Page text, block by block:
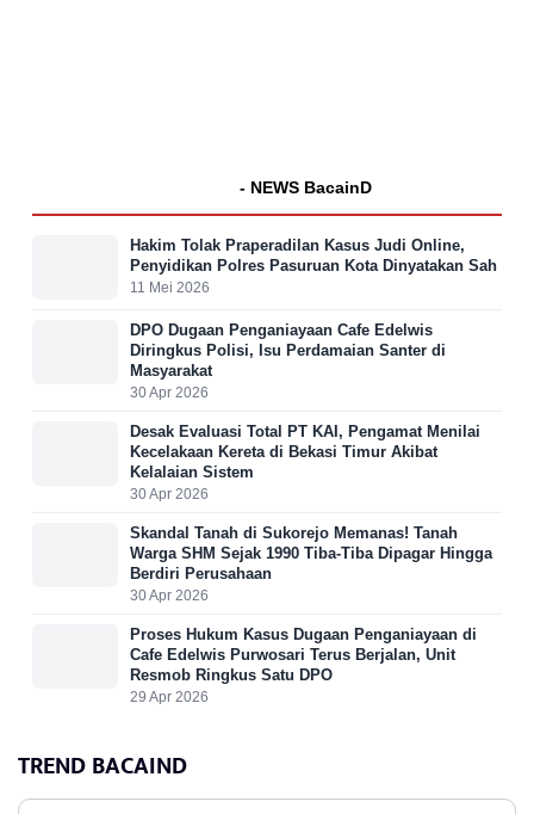
- NEWS BacainD
Hakim Tolak Praperadilan Kasus Judi Online,
Penyidikan Polres Pasuruan Kota Dinyatakan Sah
11 Mei 2026
DPO Dugaan Penganiayaan Cafe Edelwis
Diringkus Polisi, Isu Perdamaian Santer di
Masyarakat
30 Apr 2026
Desak Evaluasi Total PT KAI, Pengamat Menilai
Kecelakaan Kereta di Bekasi Timur Akibat
Kelalaian Sistem
30 Apr 2026
Skandal Tanah di Sukorejo Memanas! Tanah
Warga SHM Sejak 1990 Tiba-Tiba Dipagar Hingga
Berdiri Perusahaan
30 Apr 2026
Proses Hukum Kasus Dugaan Penganiayaan di
Cafe Edelwis Purwosari Terus Berjalan, Unit
Resmob Ringkus Satu DPO
29 Apr 2026
TREND BACAIND